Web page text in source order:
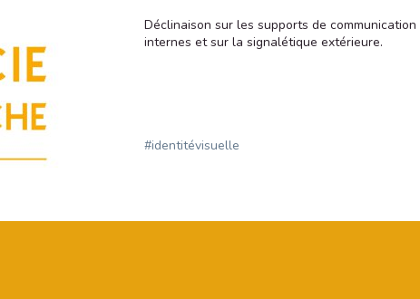
Déclinaison sur les supports de communication
internes et sur la signalétique extérieure.
#identitévisuelle